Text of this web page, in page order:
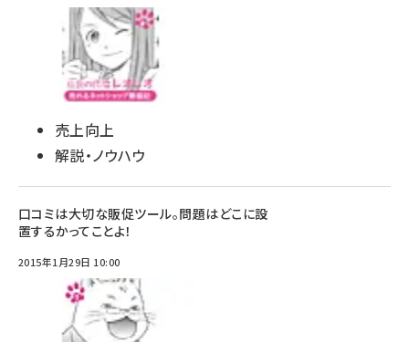
売上向上
解説・ノウハウ
口コミは大切な販促ツール。問題はどこに設
置するかってことよ！
2015年1月29日 10:00